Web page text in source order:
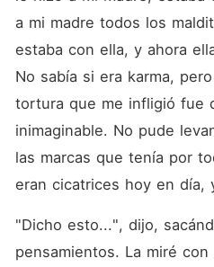
a mi madre todos los
estaba con ella, y ahora
No sabía si era karma,
tortura que me infligió fue
inimaginable. No pude
las marcas que tenía por
eran cicatrices hoy en día,
"Dicho esto...", dijo,
pensamientos. La miré